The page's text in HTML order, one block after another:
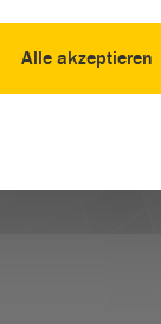
Alle akzeptieren